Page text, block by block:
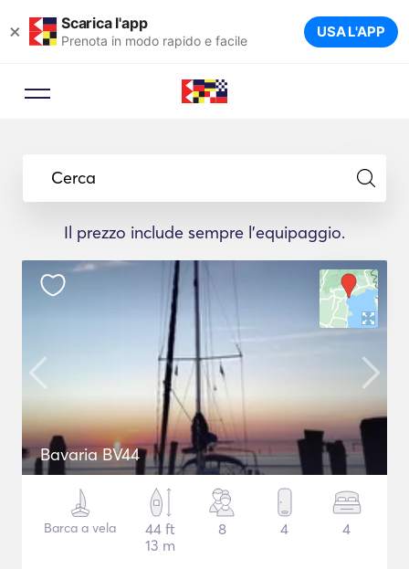
× Scarica l'app
Prenota in modo rapido e facile USA L'APP
Cerca
Il prezzo include sempre l'equipaggio.
Bavaria BV44
Barca a vela
44 ft
13 m
8 4 4